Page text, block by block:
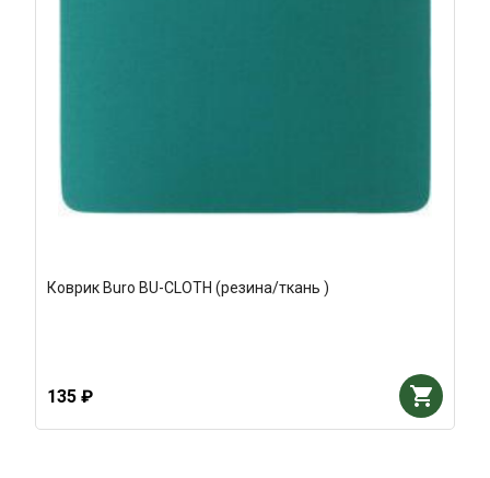
Коврик Buro BU-CLOTH (резина/ткань )
135 ₽